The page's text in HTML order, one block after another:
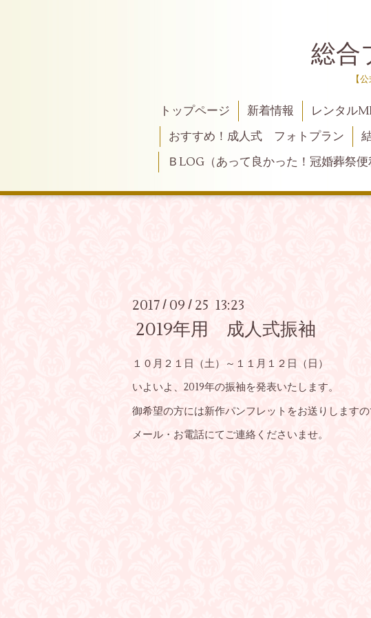
総合
【
トップページ 新着情報 レンタル
おすすめ！成人式 フォトプラン
ＢLOG（あって良かった！冠婚葬祭便
2017 / 09 / 25 13:23
2019年用 成人式振袖
１０月２１日（土）～１１月１２日（日）
いよいよ、2019年の振袖を発表いたします。
御希望の方には新作パンフレットをお送りします
メール・お電話にてご連絡くださいませ。